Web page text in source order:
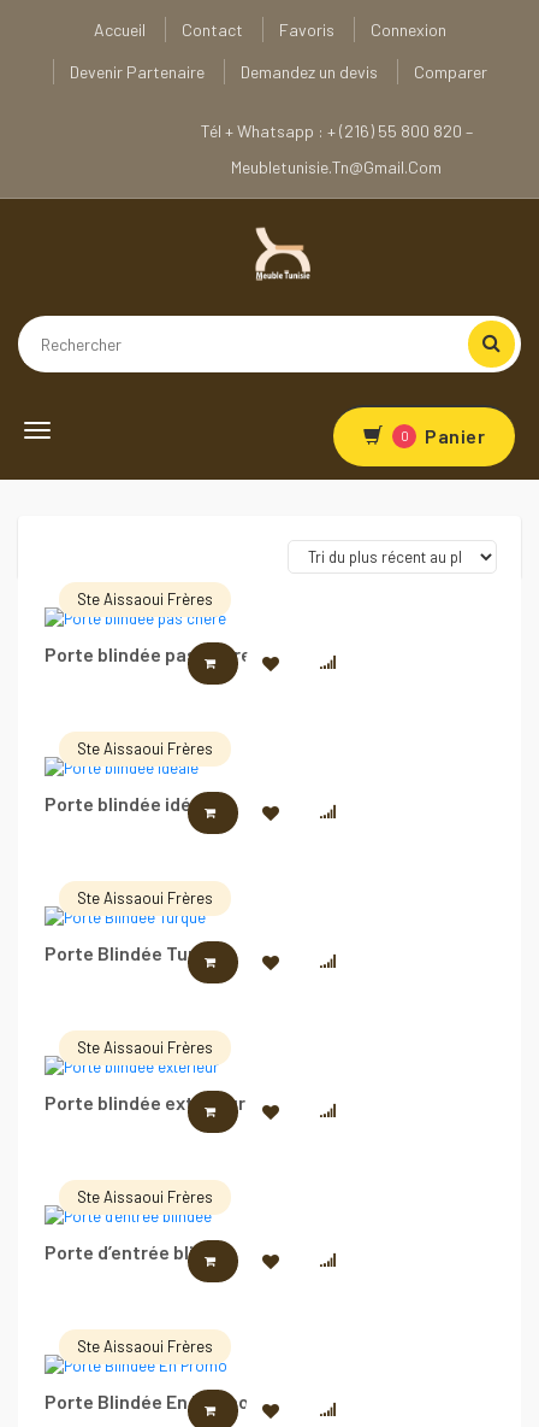
Accueil Contact Favoris Connexion
Devenir Partenaire Demandez un devis Comparer
Tél + Whatsapp : + (216) 55 800 820 –
Meubletunisie.tn@gmail.com
Toggle navigation 0 Panier
Ste Aissaoui Frères
Porte blindée pas chèreLIRE LA SUITE
Ste Aissaoui Frères
Porte blindée idéale LIRE LA SUITE
Ste Aissaoui Frères
Porte Blindée Turque LIRE LA SUITE
Ste Aissaoui Frères
Porte blindée extérieurLIRE LA SUITE
Ste Aissaoui Frères
Porte d’entrée blindéeLIRE LA SUITE
Ste Aissaoui Frères
Porte Blindée En PromoLIRE LA SUITE